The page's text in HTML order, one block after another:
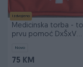
Izdvojeno
Medicinska torba -
prvu pomoć DxŠxV
Novo
75 KM